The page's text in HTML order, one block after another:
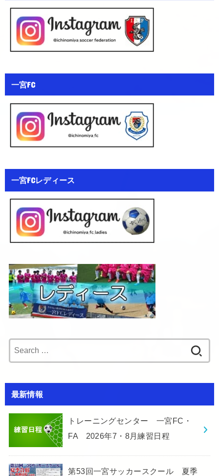
一宮FC
一宮FCレディース
for:
最新情報
トレーニングセンター 一宮FC・
FA 2026年7・8月練習日程
第53回一宮サッカースクール 夏季